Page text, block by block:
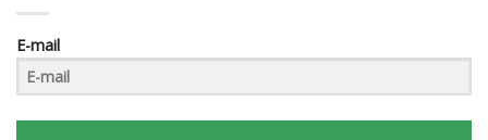
E-mail